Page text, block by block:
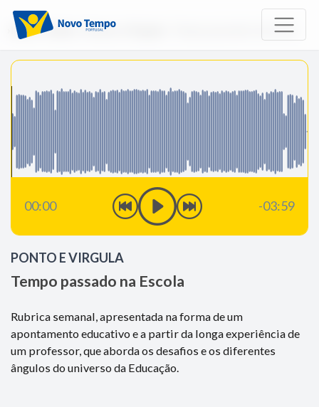
Início Rádio Ponto e Virgula Tempo passado na Escola
00:00 -03:59
PONTO E VIRGULA
Tempo passado na Escola
Rubrica semanal, apresentada na forma de um
apontamento educativo e a partir da longa experiência de
um professor, que aborda os desafios e os diferentes
ângulos do universo da Educação.